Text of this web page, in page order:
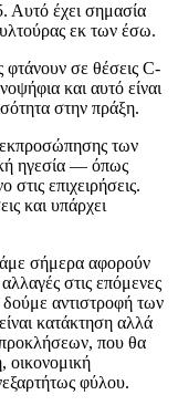
Αυτό έχει σημασία
εκ των έσω.
φτάνουν σε θέσεις C-
και αυτό είναι
στην πράξη.
εκπροσώπησης των
ηγεσία — όπως
στις επιχειρήσεις.
και υπάρχει
σήμερα αφορούν
στις επόμενες
δούμε αντιστροφή των
κατάκτηση αλλά
προκλήσεων, που θα
οικονομική
φύλου.